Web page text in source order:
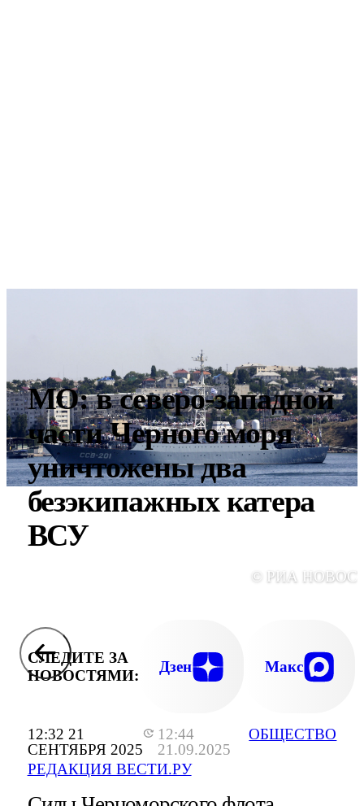
12:32 21
СЕНТЯБРЯ 2025
12:44
21.09.2025
РЕДАКЦИЯ ВЕСТИ.РУ
ОБЩЕСТВО
МО: в северо-западной
части Черного моря
уничтожены два
безэкипажных катера
ВСУ
© РИА
СЛЕДИТЕ ЗА
НОВОСТЯМИ:
Дзен Макс